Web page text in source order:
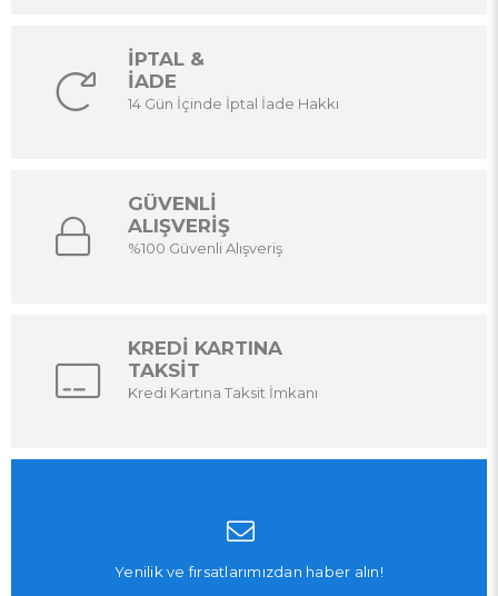
İPTAL &
İADE
14 Gün İçinde İptal İade Hakkı
GÜVENLİ
ALIŞVERİŞ
%100 Güvenli Alışveriş
KREDİ KARTINA
TAKSİT
Kredi Kartına Taksit İmkanı
Yenilik ve fırsatlarımızdan haber alın!